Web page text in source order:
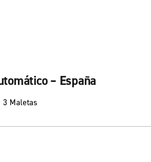
– España
3 Maletas